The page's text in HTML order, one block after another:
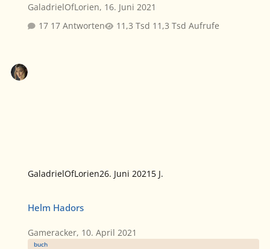
GaladrielOfLorien, 16. Juni 2021
17 Antworten
11,3 Tsd Aufrufe
GaladrielOfLorien26. Juni 2021 5 J.
Helm Hadors
Gameracker, 10. April 2021
buch